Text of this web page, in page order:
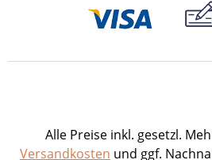
attrakt. quadrat.
95505-050-4.
Alle Preise inkl. gesetzl.
Versandkosten und ggf.